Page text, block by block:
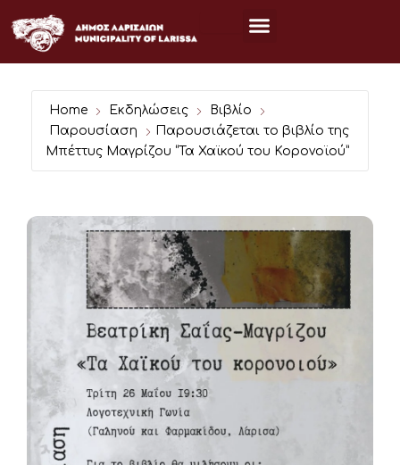
στο
περιεχόμενο
Home Εκδηλώσεις
Βιβλίο
Παρουσίαση
Παρουσιάζεται το βιβλίο της
Μπέττυς Μαγρίζου “Τα Χαϊκού του Κορονοϊού”